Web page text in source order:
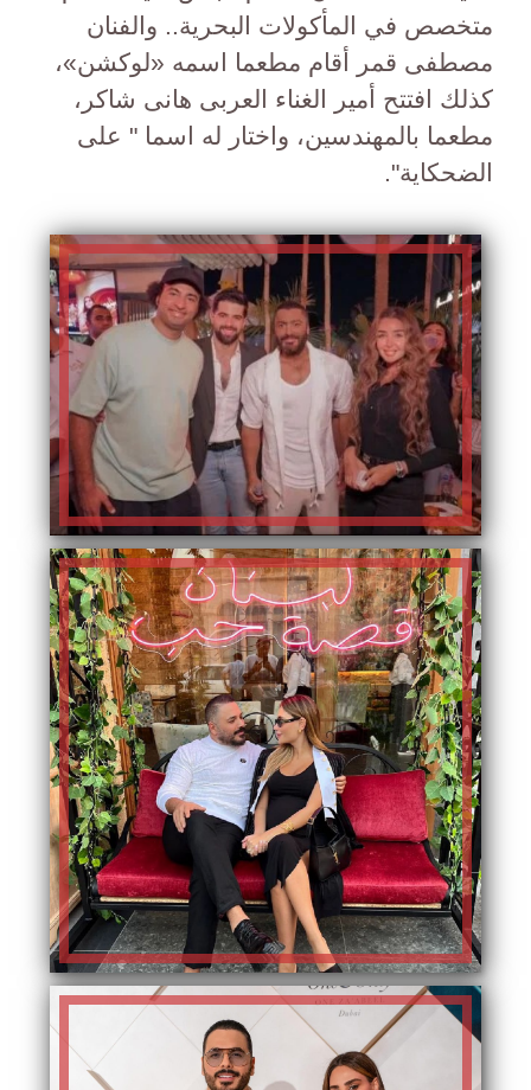
متخصص في المأكولات البحرية.. والفنان
مصطفى قمر أقام مطعما اسمه «لوكشن»،
كذلك افتتح أمير الغناء العربى هانى شاكر،
مطعما بالمهندسين، واختار له اسما " على
الضحكاية".